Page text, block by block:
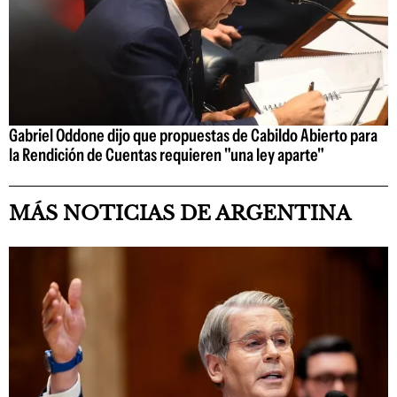
Gabriel Oddone dijo que propuestas de Cabildo Abierto para
la Rendición de Cuentas requieren "una ley aparte"
MÁS NOTICIAS DE ARGENTINA